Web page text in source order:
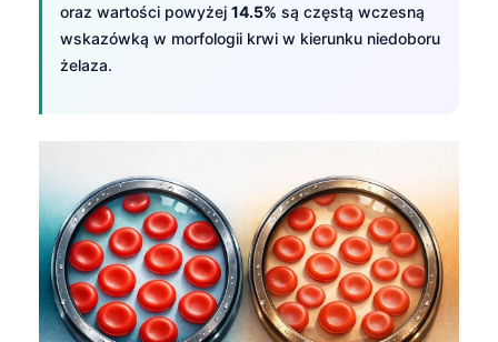
oraz wartości powyżej 14.5% są częstą wczesną
wskazówką w morfologii krwi w kierunku niedoboru
żelaza.